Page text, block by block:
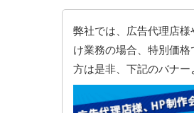
弊社では、広告代理店
け業務の場合、特別価
方は是非、下記のバナー